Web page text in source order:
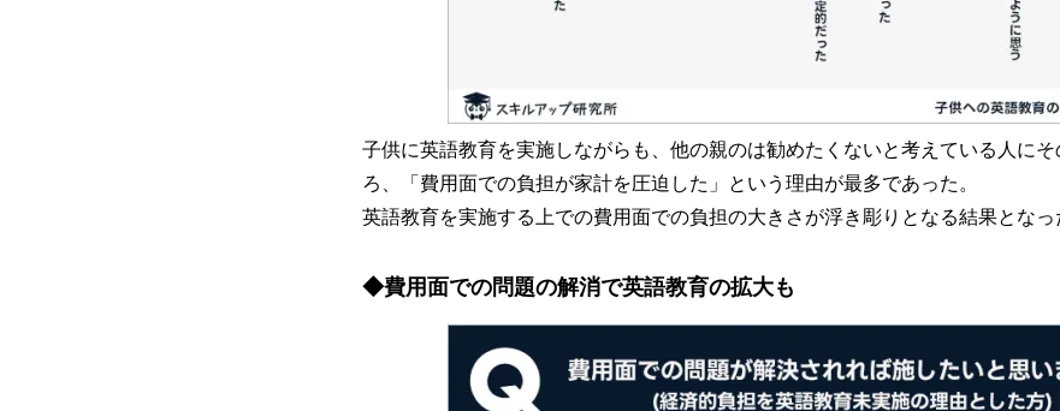
子供に英語教育を実施しながらも、他の親のは勧めたくないと考えている人にそ
ろ、「費用面での負担が家計を圧迫した」という理由が最多であった。
英語教育を実施する上での費用面での負担の大きさが浮き彫りとなる結果となっ
◆費用面での問題の解消で英語教育の拡大も